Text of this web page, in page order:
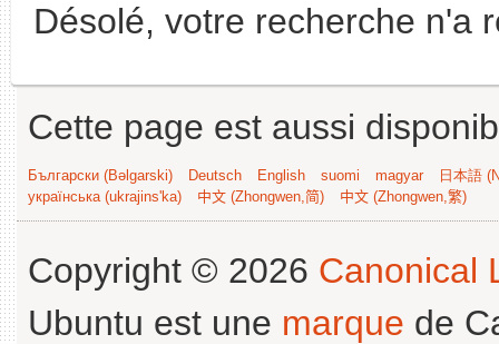
Désolé, votre recherche n'a
Cette page est aussi
Български (Bəlgarski) Deutsch English suomi magyar
日本語
українська (ukrajins'ka)
中文 (Zhongwen,简) 中文 (Zhongwen,繁)
Copyright © 2026 Canonical
Ubuntu est une marque de